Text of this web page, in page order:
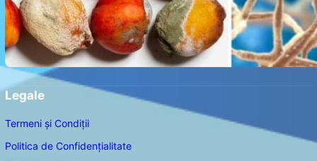
Legale
Termeni și Condiții
Politica de Confidențialitate